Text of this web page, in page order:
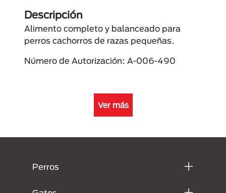
Descripción
Alimento completo y balanceado para
perros cachorros de razas pequeñas.
Número de Autorización: A-006-490
Ver más
Perros